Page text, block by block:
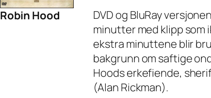
Robin Hood
DVD og BluRay
minutter med klipp som
ekstra minuttene blir
bakgrunn om saftige
Hoods erkefiende,
(Alan Rickman).